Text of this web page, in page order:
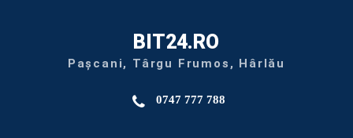
BIT24.RO
Pașcani, Târgu Frumos, Hârlău
0747 777 788